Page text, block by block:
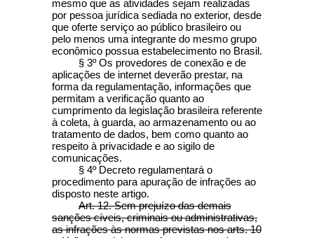
mesmo que as atividades sejam realizadas
por pessoa jurídica sediada no exterior, desde
que oferte serviço ao público brasileiro ou
pelo menos uma integrante do mesmo grupo
econômico possua estabelecimento no Brasil.
§ 3º Os provedores de conexão e de
aplicações de internet deverão prestar, na
forma da regulamentação, informações que
permitam a verificação quanto ao
cumprimento da legislação brasileira referente
à coleta, à guarda, ao armazenamento ou ao
tratamento de dados, bem como quanto ao
respeito à privacidade e ao sigilo de
comunicações.
§ 4º Decreto regulamentará o
procedimento para apuração de infrações ao
disposto neste artigo.
Art. 12. Sem prejuízo das demais
sanções cíveis, criminais ou administrativas,
as infrações às normas previstas nos arts. 10